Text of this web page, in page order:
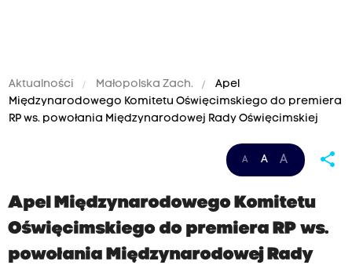
Aktualności Małopolska Zach.
Apel
Międzynarodowego Komitetu Oświęcimskiego do premiera
RP ws. powołania Międzynarodowej Rady Oświęcimskiej
A A A share
Apel Międzynarodowego Komitetu
Oświęcimskiego do premiera RP ws.
powołania Międzynarodowej Rady